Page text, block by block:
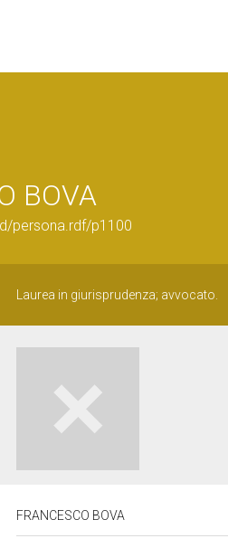
BOVA
persona.rdf/p1100
Laurea in giurisprudenza; avvocato.
FRANCESCO BOVA